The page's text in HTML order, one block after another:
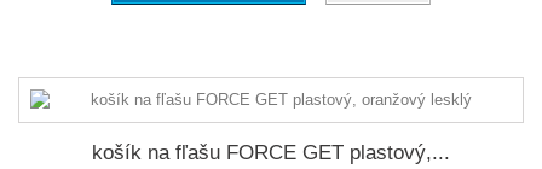
košík na fľašu FORCE GET plastový,...